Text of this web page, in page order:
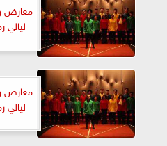
معارض
ليالي
معارض
ليالي